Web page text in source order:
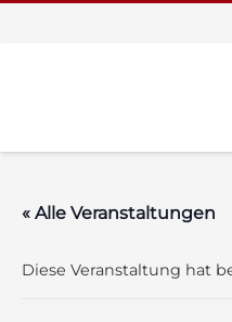
« Alle Veranstaltungen
Diese Veranstaltung hat